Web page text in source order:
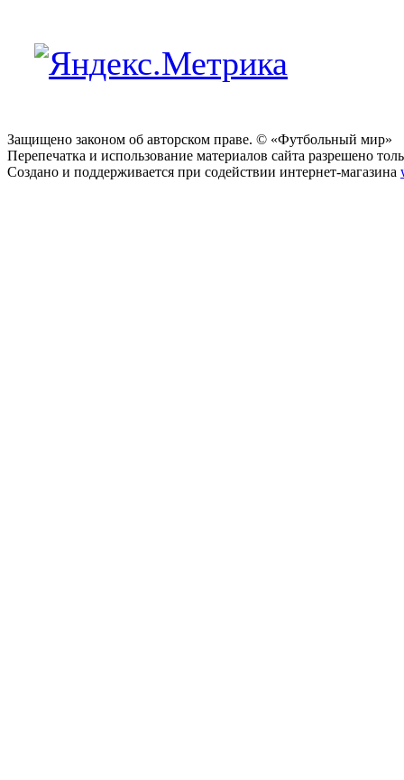
Защищено законом об авторском праве. © «Футбольный мир»
Перепечатка и использование материалов сайта разрешено
Создано и поддерживается при содействии интернет-магазина